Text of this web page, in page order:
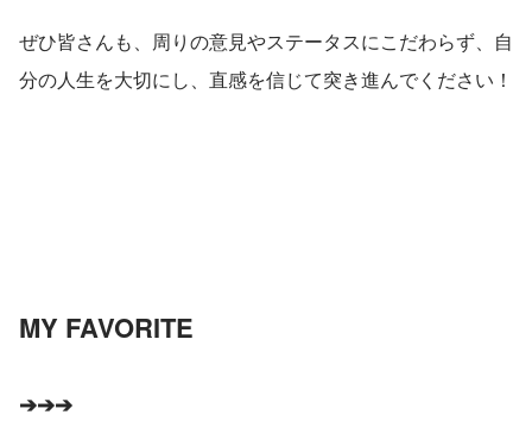
ぜひ皆さんも、周りの意見やステータスにこだわらず、自
分の人生を大切にし、直感を信じて突き進んでください！
MY FAVORITE
➔➔➔